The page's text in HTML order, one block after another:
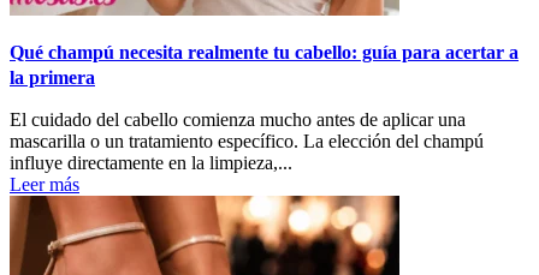
Qué champú necesita realmente tu cabello: guía para acertar a
la primera
El cuidado del cabello comienza mucho antes de aplicar una
mascarilla o un tratamiento específico. La elección del champú
influye directamente en la limpieza,...
Leer más